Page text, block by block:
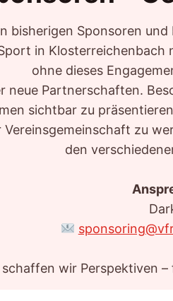
bisherigen Sponsoren
in
ohne dieses
neue Partnerschaften.
sichtbar zu
zu
den
schaffen wir Perspektiven